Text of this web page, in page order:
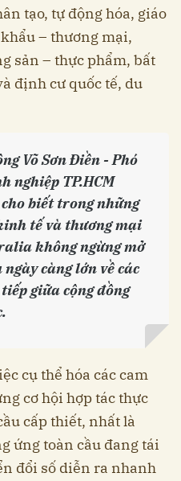
tạo, tự động hóa, giáo
– thương mại,
sản – thực phẩm, bất
định cư quốc tế, du
Võ Sơn Điền - Phó
nghiệp TP.HCM
biết trong những
tế và thương mại
không ngừng mở
càng lớn về các
giữa cộng đồng
cụ thể hóa các cam
cơ hội hợp tác thực
cấp thiết, nhất là
ứng toàn cầu đang tái
đổi số diễn ra nhanh